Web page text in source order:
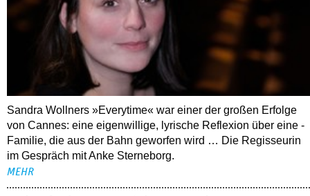
Sandra Wollners »Everytime« war einer der großen Erfolge
von Cannes: eine eigenwillige, lyrische Reflexion über eine ­
Familie, die aus der Bahn geworfen wird … Die Regisseurin
im Gespräch mit Anke Sterneborg.
MEHR